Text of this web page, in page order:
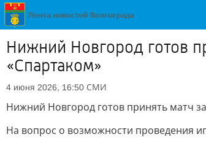
Нижний Новгород готов
«Спартаком»
4 июня 2026, 16:50 СМИ
Нижний Новгород готов принять матч
На вопрос о возможности проведения